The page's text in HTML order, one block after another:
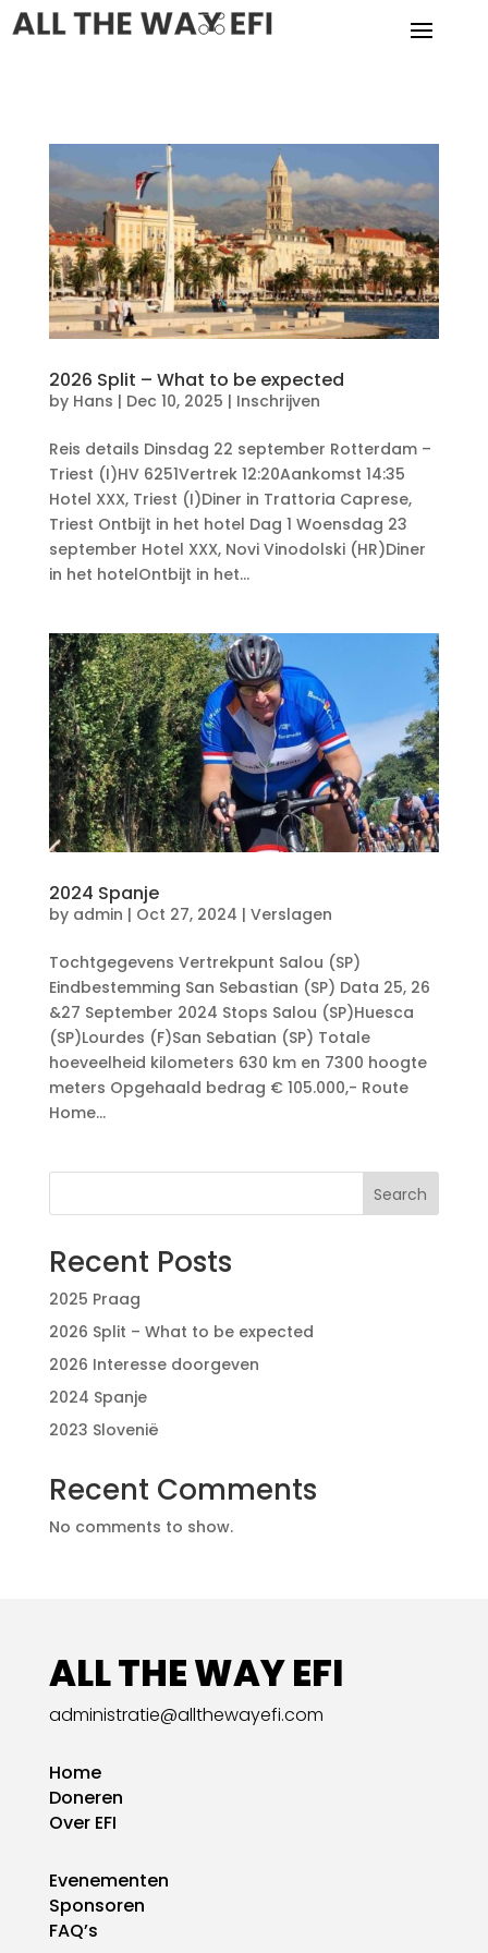
2026 Split – What to be expected
by Hans | Dec 10, 2025 | Inschrijven
Reis details Dinsdag 22 september Rotterdam –
Triest (I)HV 6251Vertrek 12:20Aankomst 14:35
Hotel XXX, Triest (I)Diner in Trattoria Caprese,
Triest Ontbijt in het hotel Dag 1 Woensdag 23
september Hotel XXX, Novi Vinodolski (HR)Diner
in het hotelOntbijt in het...
2024 Spanje
by admin | Oct 27, 2024 | Verslagen
Tochtgegevens Vertrekpunt Salou (SP)
Eindbestemming San Sebastian (SP) Data 25, 26
&27 September 2024 Stops Salou (SP)Huesca
(SP)Lourdes (F)San Sebatian (SP) Totale
hoeveelheid kilometers 630 km en 7300 hoogte
meters Opgehaald bedrag € 105.000,- Route
Home...
Search
Recent Posts
2025 Praag
2026 Split – What to be expected
2026 Interesse doorgeven
2024 Spanje
2023 Slovenië
Recent Comments
No comments to show.
ALL THE WAY EFI
administratie@allthewayefi.com
Home
Doneren
Over EFI
Evenementen
Sponsoren
FAQ’s